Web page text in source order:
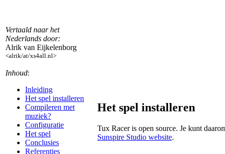
Vertaald naar het
Nederlands door:
Alrik van Eijkelenborg
<alrik/at/xs4all.nl>
Inhoud:
Inleiding
Het spel installeren
Compileren met
muziek?
Configuratie
Het spel
Conclusies
Referenties
Het spel installeren
Tux Racer is open source. Je kunt
Sunspire Studio website.